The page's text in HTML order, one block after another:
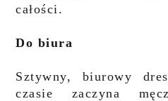
całości.
Do biura
Sztywny, biurowy
czasie zaczyna